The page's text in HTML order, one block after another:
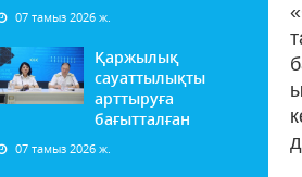
07 тамыз 2026 ж.
Қаржылық
сауаттылықты
арттыруға
бағытталған
07 тамыз 2026 ж.